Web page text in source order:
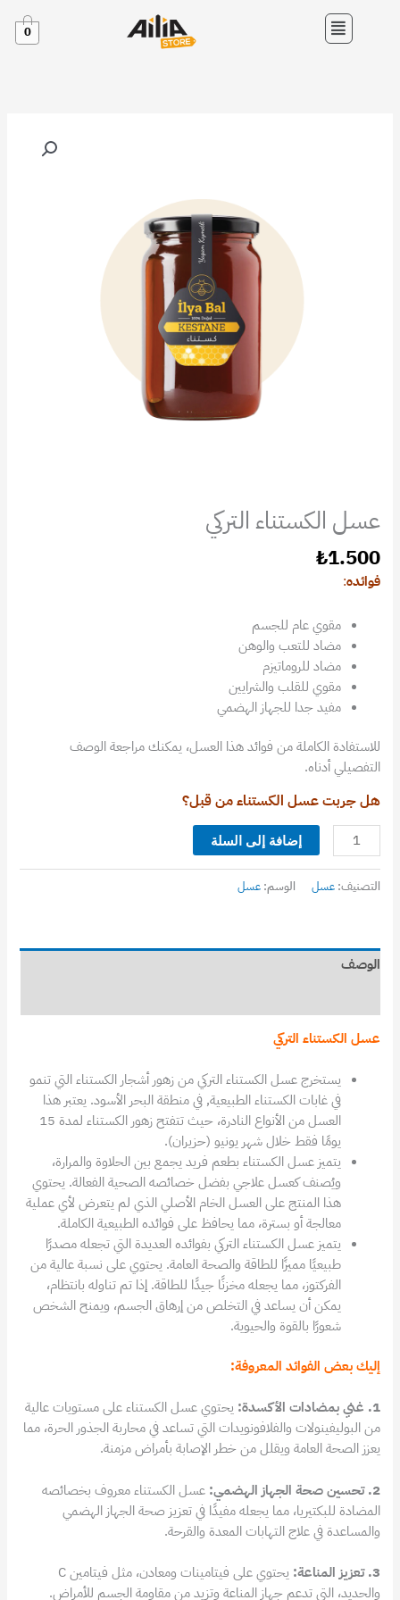
القائمة 0
عسل الكستناء التركي
₺1.500
فوائده:
مقوي عام للجسم
مضاد للتعب والوهن
مضاد للروماتيزم
مقوي للقلب والشرايين
مفيد جدا للجهاز الهضمي
للاستفادة الكاملة من فوائد هذا العسل، يمكنك مراجعة الوصف
التفصيلي أدناه.
هل جربت عسل الكستناء من قبل؟
إضافة إلى السلة
التصنيف:عسل الوسم:عسل
الوصف
عسل الكستناء التركي
يستخرج عسل الكستناء التركي من زهور أشجار الكستناء التي تنمو
في غابات الكستناء الطبيعية, في منطقة البحر الأسود. يعتبر هذا
العسل من الأنواع النادرة، حيث تتفتح زهور الكستناء لمدة 15
يومًا فقط خلال شهر يونيو (حزيران).
يتميز عسل الكستناء بطعم فريد يجمع بين الحلاوة والمرارة،
ويُصنف كعسل علاجي بفضل خصائصه الصحية الفعالة. يحتوي
هذا المنتج على العسل الخام الأصلي الذي لم يتعرض لأي عملية
معالجة أو بسترة، مما يحافظ على فوائده الطبيعية الكاملة.
يتميز عسل الكستناء التركي بفوائده العديدة التي تجعله مصدرًا
طبيعيًا مميزًا للطاقة والصحة العامة. يحتوي على نسبة عالية من
الفركتوز، مما يجعله مخزنًا جيدًا للطاقة. إذا تم تناوله بانتظام،
يمكن أن يساعد في التخلص من إرهاق الجسم، ويمنح الشخص
شعورًا بالقوة والحيوية.
إليك بعض الفوائد المعروفة:
1. غني بمضادات الأكسدة:
يحتوي عسل الكستناء على مستويات عالية
من البوليفينولات والفلافونويدات التي تساعد في محاربة الجذور الحرة، مما
يعزز الصحة العامة ويقلل من خطر الإصابة بأمراض مزمنة.
2. تحسين صحة الجهاز الهضمي:
عسل الكستناء معروف بخصائصه
المضادة للبكتيريا، مما يجعله مفيدًا في تعزيز صحة الجهاز الهضمي
والمساعدة في علاج التهابات المعدة والقرحة.
3. تعزيز المناعة:
يحتوي على فيتامينات ومعادن، مثل فيتامين C
والحديد، التي تدعم جهاز المناعة وتزيد من مقاومة الجسم للأمراض.